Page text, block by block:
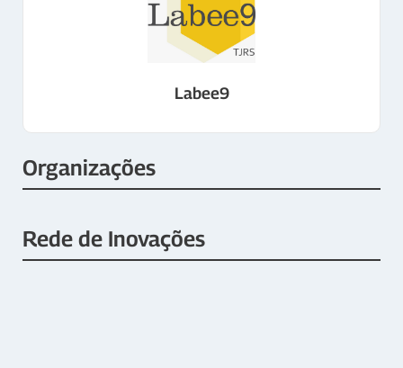
Labee9
Organizações
Rede de Inovações